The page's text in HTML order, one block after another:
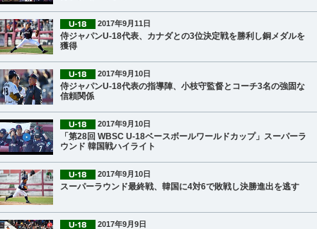
2017年9月11日
侍ジャパンU-18代表、カナダとの3位決定戦を勝利し銅メダルを
獲得
2017年9月10日
侍ジャパンU-18代表の指導陣、小枝守監督とコーチ3名の強固な
信頼関係
2017年9月10日
「第28回 WBSC U-18ベースボールワールドカップ」スーパーラ
ウンド 韓国戦ハイライト
2017年9月10日
スーパーラウンド最終戦、韓国に4対6で敗戦し決勝進出を逃す
2017年9月9日